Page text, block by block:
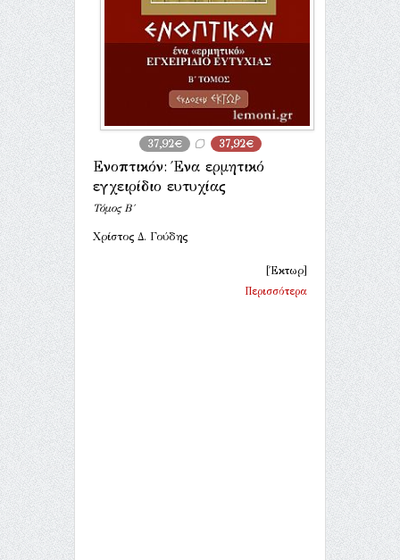
37,92€ 37,92€
Ενοπτικόν: Ένα ερμητικό
εγχειρίδιο ευτυχίας
Τόμος Β΄
Χρίστος Δ. Γούδης
[Έκτωρ]
Περισσότερα